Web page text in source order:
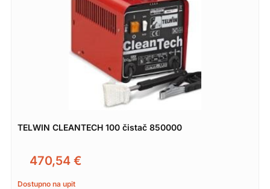
TELWIN CLEANTECH 100 čistač 850000
470,54 €
Dostupno na upit